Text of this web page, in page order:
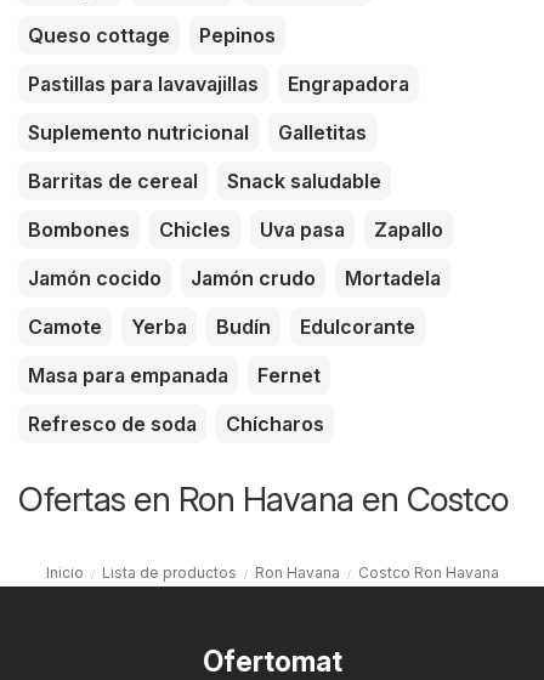
Queso cottage
Pepinos
Pastillas para lavavajillas
Engrapadora
Suplemento nutricional
Galletitas
Barritas de cereal
Snack saludable
Bombones
Chicles Uva pasa
Zapallo
Jamón cocido
Jamón crudo
Mortadela
Camote
Yerba Budín
Edulcorante
Masa para empanada
Fernet
Refresco de soda
Chícharos
Ofertas en Ron Havana en Costco
Inicio Lista de productos Ron Havana Costco Ron Havana
Ofertomat